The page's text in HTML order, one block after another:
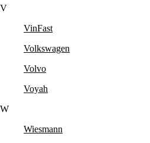
V
VinFast
Volkswagen
Volvo
Voyah
W
Wiesmann